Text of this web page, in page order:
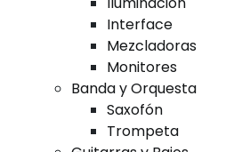
Interface
Mezcladoras
Monitores
Banda y Orquesta
Saxofón
Trompeta